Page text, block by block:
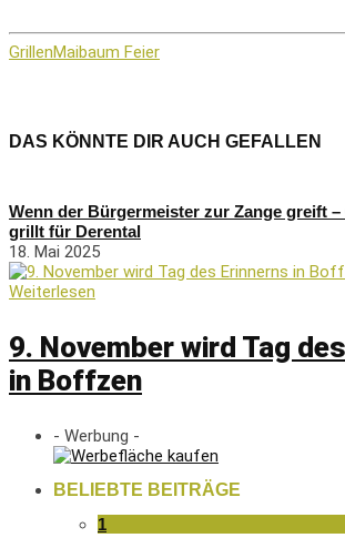
GrillenMaibaum Feier
DAS KÖNNTE DIR AUCH GEFALLEN
Wenn der Bürgermeister zur Zange greift
grillt für Derental
18. Mai 2025
Weiterlesen
9. November wird Tag
in Boffzen
- Werbung -
BELIEBTE BEITRÄGE
1